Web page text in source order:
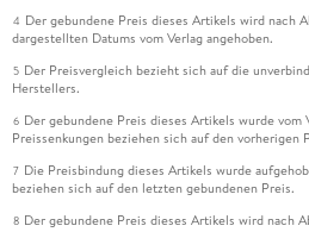
4 Der gebundene Preis dieses Artikels wird nach
dargestellten Datums vom Verlag angehoben.
5 Der Preisvergleich bezieht sich auf die
Herstellers.
6 Der gebundene Preis dieses Artikels wurde vom
Preissenkungen beziehen sich auf den vorherigen
7 Die Preisbindung dieses Artikels wurde
beziehen sich auf den letzten gebundenen Preis.
8 Der gebundene Preis dieses Artikels wird nach